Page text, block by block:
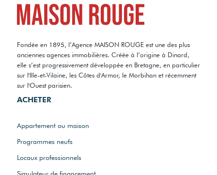
Fondée en 1895, l’Agence MAISON ROUGE est une des plus
anciennes agences immobilières. Créée à l’origine à Dinard,
elle s’est progressivement développée en Bretagne, en particulier
sur l'Ille-et-Vilaine, les Côtes d'Armor, le Morbihan et récemment
sur l'Ouest parisien.
ACHETER
Appartement ou maison
Programmes neufs
Locaux professionnels
Simulateur de financement